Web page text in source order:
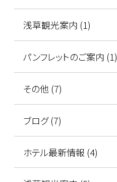
浅草観光案内 (1)
パンフレットのご案内 (1)
その他 (7)
ブログ (7)
ホテル最新情報 (4)